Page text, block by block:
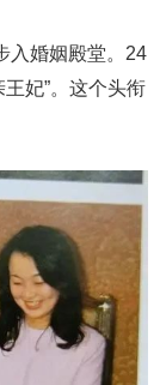
入婚姻殿堂。24
妃”。这个头衔